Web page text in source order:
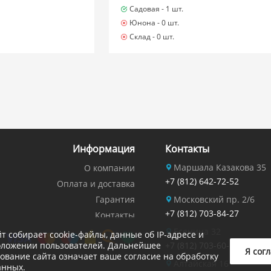
Садовая - 1 шт.
Юнона -0 шт.
Склад -0 шт.
Информация
О компании
Оплата и доставка
Гарантия
Контакты
Контакты
Маршала Казакова 35
+7 (812) 642-72-52
Московский пр. 2/6
+7 (812) 703-84-27
Есенина 32
Алтайская 16
собирает cookie-файлы, данные об IP-адресе и
пользователей. Дальнейшее
сайта означает ваше согласие на обработку
Я